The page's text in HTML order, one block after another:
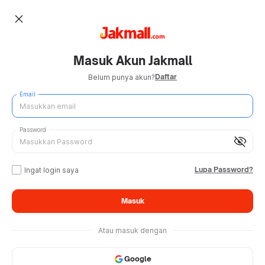
close
Masuk Akun Jakmall
Belum punya akun?Daftar
Email
visibility_off
Password
Ingat login saya Lupa Password?
Masuk
Atau masuk dengan
Google